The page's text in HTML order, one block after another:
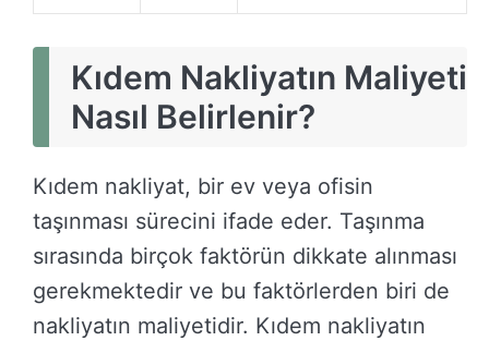
Kıdem Nakliyatın Maliyeti
Nasıl Belirlenir?
Kıdem nakliyat, bir ev veya ofisin
taşınması sürecini ifade eder. Taşınma
sırasında birçok faktörün dikkate alınması
gerekmektedir ve bu faktörlerden biri de
nakliyatın maliyetidir. Kıdem nakliyatın